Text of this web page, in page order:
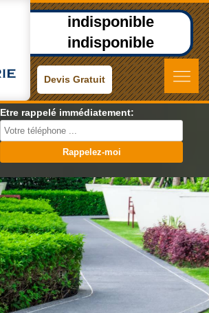
indisponible
indisponible
Devis Gratuit
Etre rappelé immédiatement: